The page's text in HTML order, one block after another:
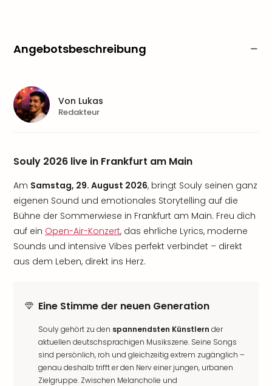
Angebotsbeschreibung
Souly 2026 live in Frankfurt am Main
Am Samstag, 29. August 2026, bringt Souly seinen ganz
eigenen Sound und emotionales Storytelling auf die
Bühne der Sommerwiese in Frankfurt am Main. Freu dich
auf ein Open-Air-Konzert, das ehrliche Lyrics, moderne
Sounds und intensive Vibes perfekt verbindet – direkt
aus dem Leben, direkt ins Herz.
Eine Stimme der neuen Generation
Souly gehört zu den spannendsten Künstlern der
aktuellen deutschsprachigen Musikszene. Seine Songs
sind persönlich, roh und gleichzeitig extrem zugänglich –
genau deshalb trifft er den Nerv einer jungen, urbanen
Zielgruppe. Zwischen Melancholie und
Von Lukas
Redakteur